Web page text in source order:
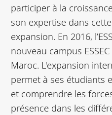
participer à la
son expertise dans
expansion. En 2016,
nouveau campus
Maroc. L'expansion
permet à ses étudiants
et comprendre les
présence dans les